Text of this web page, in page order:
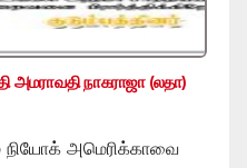
அமராவதி நாகராஜா (லதா)
நியோக் அமெரிக்காவை